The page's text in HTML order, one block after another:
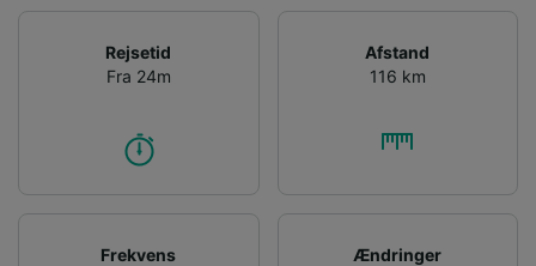
Rejsetid
Fra 24m
Afstand
116 km
Frekvens
Ændringer